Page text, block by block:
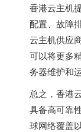
香港云主机
配置、故障
云主机供应
可以将更多
务器维护和
总之，香港
具备高可靠
球网络覆盖